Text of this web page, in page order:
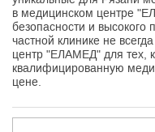
в медицинском центре
безопасности и
частной клинике не
центр "ЕЛАМЕД" для тех,
квалифицированную
цене.